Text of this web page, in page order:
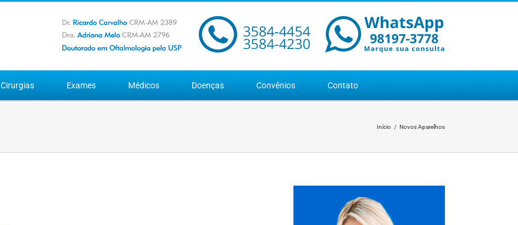
Cirurgias Exames Médicos Doenças Convênios Contato
Início Novos Aparelhos